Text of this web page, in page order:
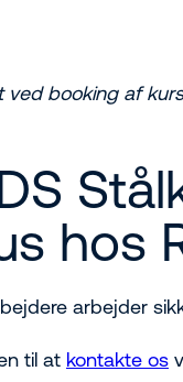
ved booking af
hos
arbejder
til at kontakte os